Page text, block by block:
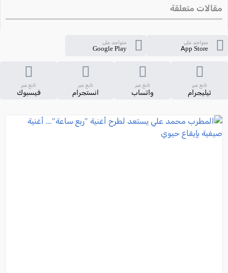
مقالات متعلقة
متواجد على
App Store
متواجد على
Google Play
تابع عبر
تيليجرام
تابع عبر
واتساب
تابع عبر
انستجرام
تابع عبر
فيسبوك